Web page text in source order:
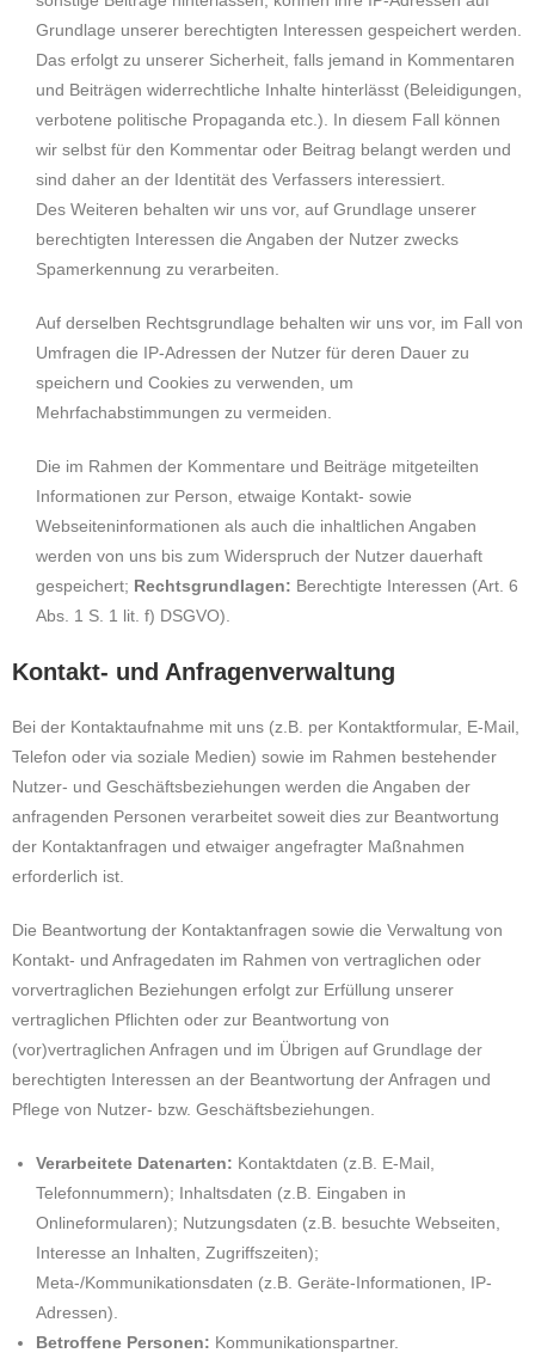
Grundlage unserer berechtigten Interessen gespeichert werden.
Das erfolgt zu unserer Sicherheit, falls jemand in Kommentaren
und Beiträgen widerrechtliche Inhalte hinterlässt (Beleidigungen,
verbotene politische Propaganda etc.). In diesem Fall können
wir selbst für den Kommentar oder Beitrag belangt werden und
sind daher an der Identität des Verfassers interessiert.
Des Weiteren behalten wir uns vor, auf Grundlage unserer
berechtigten Interessen die Angaben der Nutzer zwecks
Spamerkennung zu verarbeiten.
Auf derselben Rechtsgrundlage behalten wir uns vor, im Fall von
Umfragen die IP-Adressen der Nutzer für deren Dauer zu
speichern und Cookies zu verwenden, um
Mehrfachabstimmungen zu vermeiden.
Die im Rahmen der Kommentare und Beiträge mitgeteilten
Informationen zur Person, etwaige Kontakt- sowie
Webseiteninformationen als auch die inhaltlichen Angaben
werden von uns bis zum Widerspruch der Nutzer dauerhaft
gespeichert; Rechtsgrundlagen: Berechtigte Interessen (Art. 6
Abs. 1 S. 1 lit. f) DSGVO).
Kontakt- und Anfragenverwaltung
Bei der Kontaktaufnahme mit uns (z.B. per Kontaktformular, E-Mail,
Telefon oder via soziale Medien) sowie im Rahmen bestehender
Nutzer- und Geschäftsbeziehungen werden die Angaben der
anfragenden Personen verarbeitet soweit dies zur Beantwortung
der Kontaktanfragen und etwaiger angefragter Maßnahmen
erforderlich ist.
Die Beantwortung der Kontaktanfragen sowie die Verwaltung von
Kontakt- und Anfragedaten im Rahmen von vertraglichen oder
vorvertraglichen Beziehungen erfolgt zur Erfüllung unserer
vertraglichen Pflichten oder zur Beantwortung von
(vor)vertraglichen Anfragen und im Übrigen auf Grundlage der
berechtigten Interessen an der Beantwortung der Anfragen und
Pflege von Nutzer- bzw. Geschäftsbeziehungen.
Verarbeitete Datenarten: Kontaktdaten (z.B. E-Mail,
Telefonnummern); Inhaltsdaten (z.B. Eingaben in
Onlineformularen); Nutzungsdaten (z.B. besuchte Webseiten,
Interesse an Inhalten, Zugriffszeiten);
Meta-/Kommunikationsdaten (z.B. Geräte-Informationen, IP-
Adressen).
Betroffene Personen: Kommunikationspartner.